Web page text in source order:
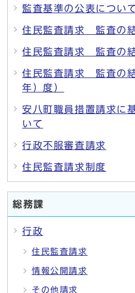
監査基準の公表につい
住民監査請求 監査の
住民監査請求 監査の
住民監査請求 監査の
年）度）
安八町職員措置請求に
いて
行政不服審査請求
住民監査請求制度
総務課
行政
住民監査請求
情報公開請求
その他請求